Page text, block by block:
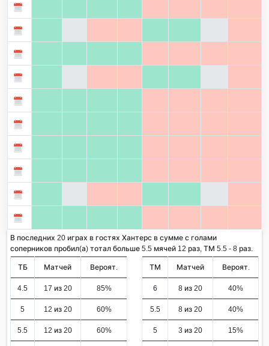
В последних 20 играх в гостях Хантерс в сумме с голами
соперников пробил(а) тотал больше 5.5 мячей 12 раз, ТМ 5.5 - 8 раз.
ТБ Матчей Вероят.
4.5 17 из 20 85%
5 12 из 20 60%
5.5 12 из 20 60%
ТМ Матчей Вероят.
6 8 из 20 40%
5.5 8 из 20 40%
5 3 из 20 15%